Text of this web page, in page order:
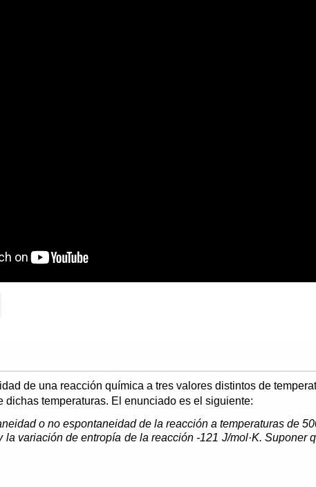
de una reacción química a tres valores distintos de
temperaturas. El enunciado es el siguiente:
o no espontaneidad de la reacción a temperaturas de
variación de entropía de la reacción -121 J/mol·K. Suponer